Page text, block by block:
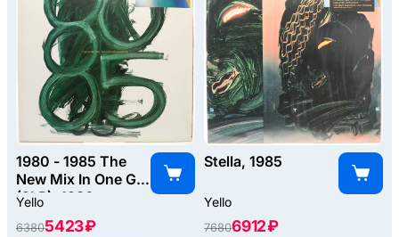
1980 - 1985 The
New Mix In One Go
(2LP), 1986
Yello
63805423 ₽
Stella, 1985
Yello
76806912 ₽